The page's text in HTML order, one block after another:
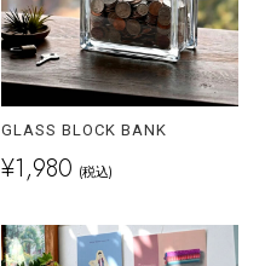
GLASS BLOCK BANK
¥1,980 (税込)